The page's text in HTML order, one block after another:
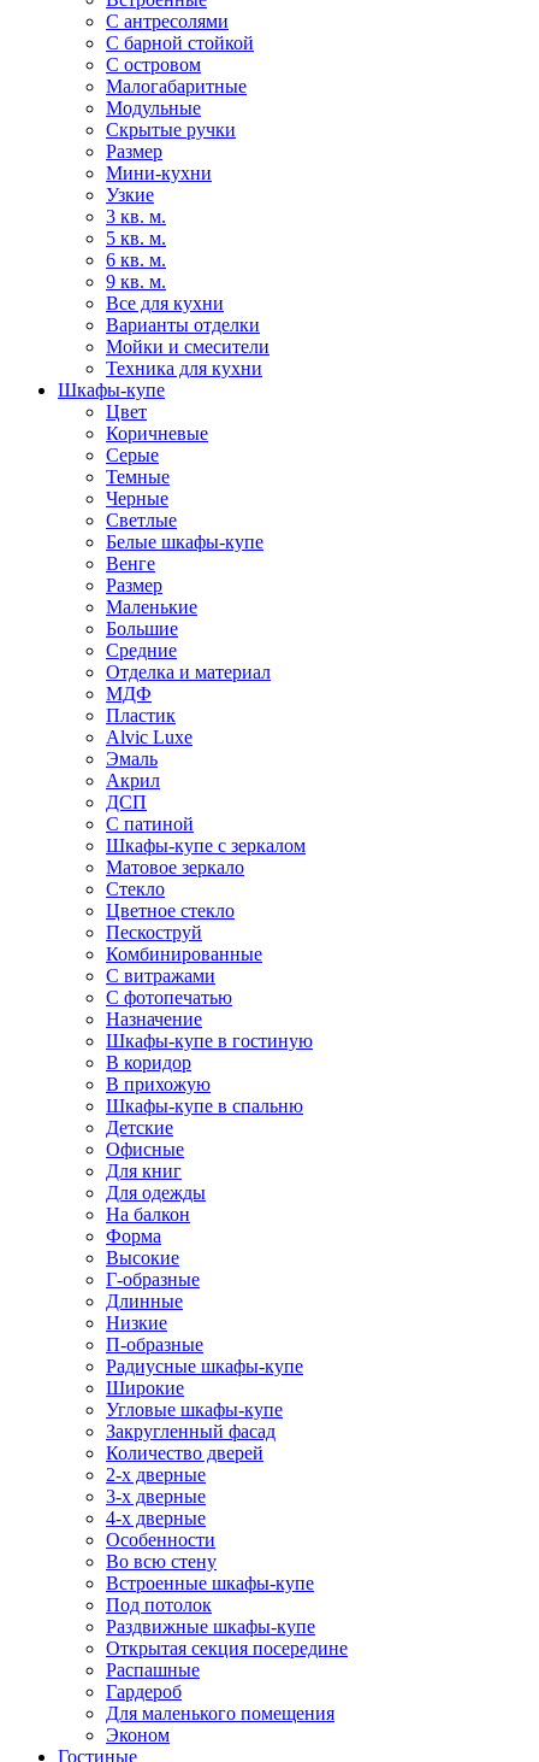
С антресолями
С барной стойкой
С островом
Малогабаритные
Модульные
Скрытые ручки
Размер
Мини-кухни
Узкие
3 кв. м.
5 кв. м.
6 кв. м.
9 кв. м.
Все для кухни
Варианты отделки
Мойки и смесители
Техника для кухни
Шкафы-купе
Цвет
Коричневые
Серые
Темные
Черные
Светлые
Белые шкафы-купе
Венге
Размер
Маленькие
Большие
Средние
Отделка и материал
МДФ
Пластик
Alvic Luxe
Эмаль
Акрил
ДСП
С патиной
Шкафы-купе с зеркалом
Матовое зеркало
Стекло
Цветное стекло
Пескоструй
Комбинированные
С витражами
С фотопечатью
Назначение
Шкафы-купе в гостиную
В коридор
В прихожую
Шкафы-купе в спальню
Детские
Офисные
Для книг
Для одежды
На балкон
Форма
Высокие
Г-образные
Длинные
Низкие
П-образные
Радиусные шкафы-купе
Широкие
Угловые шкафы-купе
Закругленный фасад
Количество дверей
2-х дверные
3-х дверные
4-х дверные
Особенности
Во всю стену
Встроенные шкафы-купе
Под потолок
Раздвижные шкафы-купе
Открытая секция посередине
Распашные
Гардероб
Для маленького помещения
Эконом
Гостиные